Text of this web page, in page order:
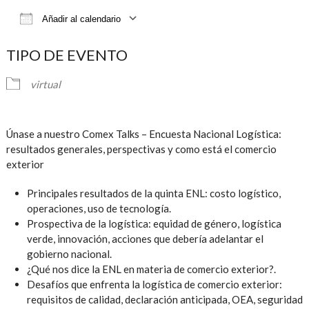
Añadir al calendario
TIPO DE EVENTO
virtual
Únase a nuestro Comex Talks – Encuesta Nacional Logística:
resultados generales, perspectivas y como está el comercio
exterior
Principales resultados de la quinta ENL: costo logístico,
operaciones, uso de tecnología.
Prospectiva de la logística: equidad de género, logística
verde, innovación, acciones que debería adelantar el
gobierno nacional.
¿Qué nos dice la ENL en materia de comercio exterior?.
Desafíos que enfrenta la logística de comercio exterior:
requisitos de calidad, declaración anticipada, OEA, seguridad